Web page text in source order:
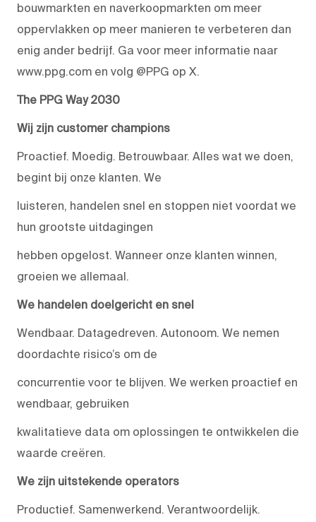
bouwmarkten en naverkoopmarkten om meer
oppervlakken op meer manieren te verbeteren dan
enig ander bedrijf. Ga voor meer informatie naar
www.ppg.com en volg @PPG op X.
The PPG Way 2030
Wij zijn customer champions
Proactief. Moedig. Betrouwbaar. Alles wat we doen,
begint bij onze klanten. We
luisteren, handelen snel en stoppen niet voordat we
hun grootste uitdagingen
hebben opgelost. Wanneer onze klanten winnen,
groeien we allemaal.
We handelen doelgericht en snel
Wendbaar. Datagedreven. Autonoom. We nemen
doordachte risico’s om de
concurrentie voor te blijven. We werken proactief en
wendbaar, gebruiken
kwalitatieve data om oplossingen te ontwikkelen die
waarde creëren.
We zijn uitstekende operators
Productief. Samenwerkend. Verantwoordelijk.